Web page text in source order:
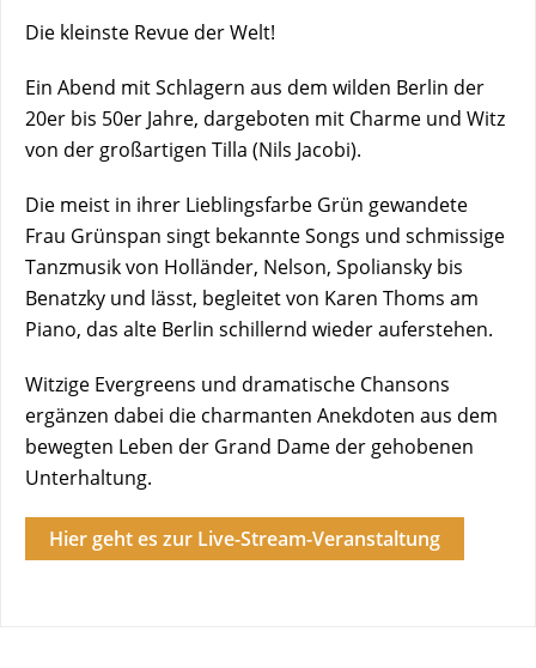
Die kleinste Revue der Welt!
Ein Abend mit Schlagern aus dem wilden Berlin der
20er bis 50er Jahre, dargeboten mit Charme und Witz
von der großartigen Tilla (Nils Jacobi).
Die meist in ihrer Lieblingsfarbe Grün gewandete
Frau Grünspan singt bekannte Songs und schmissige
Tanzmusik von Holländer, Nelson, Spoliansky bis
Benatzky und lässt, begleitet von Karen Thoms am
Piano, das alte Berlin schillernd wieder auferstehen.
Witzige Evergreens und dramatische Chansons
ergänzen dabei die charmanten Anekdoten aus dem
bewegten Leben der Grand Dame der gehobenen
Unterhaltung.
Hier geht es zur Live-Stream-Veranstaltung